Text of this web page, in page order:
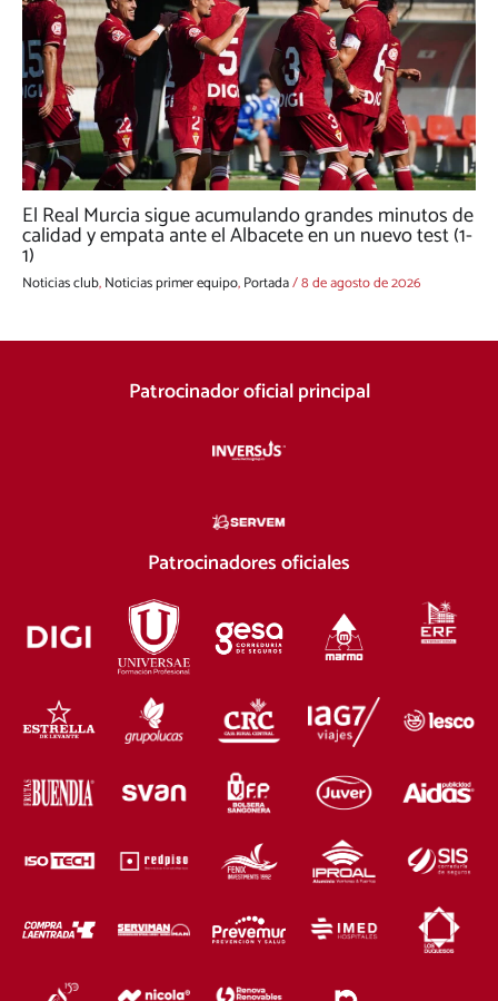
El Real Murcia sigue acumulando grandes minutos de
calidad y empata ante el Albacete en un nuevo test (1-
1)
Noticias club,Noticias primer equipo,Portada/8 de agosto de 2026
Patrocinador oficial principal
Patrocinadores oficiales